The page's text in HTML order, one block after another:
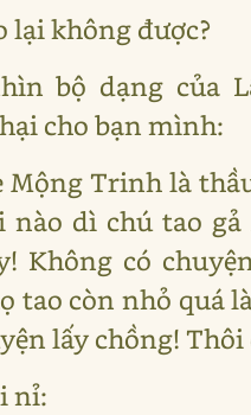
lại không được?
bộ dạng của
cho bạn mình:
Mộng Trinh là
nào dì chú tao
Không có
tao còn nhỏ quá
lấy chồng!
nỉ: